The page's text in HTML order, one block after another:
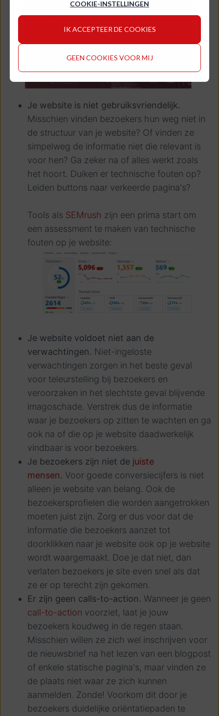
COOKIE-INSTELLINGEN
IK ACCEPTEER DE COOKIES
GEEN COOKIES VOOR MIJ
Je website is niet gebruiksvriendelijk.
Misschien vinden bezoekers hun weg niet in
de structuur van je website? Of vinden ze
simpelweg de informatie niet die relevant is
voor hen? Ga zeker na of alles werkt zoals
het hoort. Duiken er technische fouten op?
Leiden buttons naar verkeerde pagina's?
Tools als SEMrush zijn een prima start om
een assessment te maken van technische
fouten op je website:
Je website voldoet niet aan de
verwachtingen. Niet-ingeloste
verwachtingen zorgen in het beste geval
voor teleurstelling bij bezoekers en
veroorzaken in het slechtste geval blijvende
imagoschade. Verstrek dus de informatie
waar je bezoekers op zitten te wachten en ga
ook na of die op je website daadwerkelijk
vindbaar is voor bezoekers.
Je bezoekers zijn niet de juiste
mensen. Voor goede conversiecijfers is niet
alleen je website van belang. Ook de
bezoekersprofielen die worden aangetrokken
moeten juist zijn. Zorg er dus voor dat de
informatie die bezoekers aanzet tot
doorklikken naar je website ook op je website
wordt waargemaakt. Doe je dat niet, dan
verlaten bezoekers je site even snel als dat
ze er op terecht zijn gekomen.
Er zijn geen calls-to-action. Wanneer je geen
call-to-action voorziet, laat je jouw
bezoekers koudweg in de regen staan.
Misschien willen ze zich wel inschrijven voor
de nieuwsbrief na het lezen van een blogpost
of enkele statische pagina's, maar vinden ze
de plaats niet waar ze zich kunnen
aanmelden. Zonde! Voorkom dit door je
bezoekers duidelijke oriëntatiepaden te